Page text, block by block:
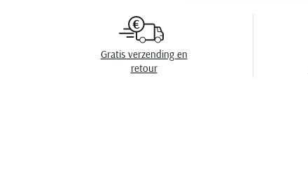
Gratis verzending en
retour